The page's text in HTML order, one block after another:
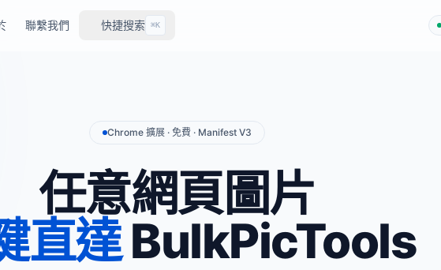
聯繫我們 快捷搜索 ⌘K
Chrome 擴展 · 免費 · Manifest V3
任意網頁圖片
直達BulkPicTools